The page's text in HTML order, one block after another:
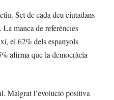
Set de cada deu ciutadans
manca de referències
el 62% dels espanyols
afirma que la democràcia
Malgrat l’evolució positiva